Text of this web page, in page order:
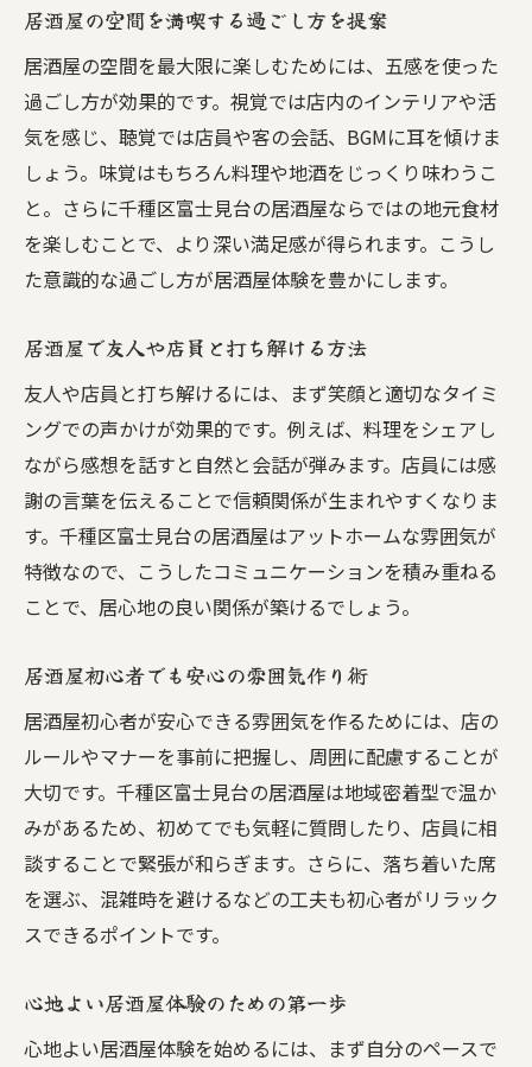
居酒屋の空間を満喫する過ごし方を提案
居酒屋の空間を最大限に楽しむためには、五感を使った
過ごし方が効果的です。視覚では店内のインテリアや活
気を感じ、聴覚では店員や客の会話、BGMに耳を傾けま
しょう。味覚はもちろん料理や地酒をじっくり味わうこ
と。さらに千種区富士見台の居酒屋ならではの地元食材
を楽しむことで、より深い満足感が得られます。こうし
た意識的な過ごし方が居酒屋体験を豊かにします。
居酒屋で友人や店員と打ち解ける方法
友人や店員と打ち解けるには、まず笑顔と適切なタイミ
ングでの声かけが効果的です。例えば、料理をシェアし
ながら感想を話すと自然と会話が弾みます。店員には感
謝の言葉を伝えることで信頼関係が生まれやすくなりま
す。千種区富士見台の居酒屋はアットホームな雰囲気が
特徴なので、こうしたコミュニケーションを積み重ねる
ことで、居心地の良い関係が築けるでしょう。
居酒屋初心者でも安心の雰囲気作り術
居酒屋初心者が安心できる雰囲気を作るためには、店の
ルールやマナーを事前に把握し、周囲に配慮することが
大切です。千種区富士見台の居酒屋は地域密着型で温か
みがあるため、初めてでも気軽に質問したり、店員に相
談することで緊張が和らぎます。さらに、落ち着いた席
を選ぶ、混雑時を避けるなどの工夫も初心者がリラック
スできるポイントです。
心地よい居酒屋体験のための第一歩
心地よい居酒屋体験を始めるには、まず自分のペースで